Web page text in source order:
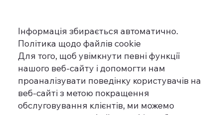
Інформація збирається автоматично.
Політика щодо файлів cookie
Для того, щоб увімкнути певні функції
нашого веб-сайту і допомогти нам
проаналізувати поведінку користувачів на
веб-сайті з метою покращення
обслуговування клієнтів, ми можемо